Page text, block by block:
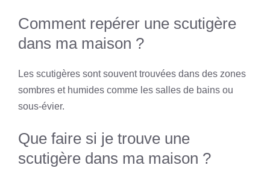
Comment repérer une scutigère
dans ma maison ?
Les scutigères sont souvent trouvées dans des zones
sombres et humides comme les salles de bains ou
sous-évier.
Que faire si je trouve une
scutigère dans ma maison ?